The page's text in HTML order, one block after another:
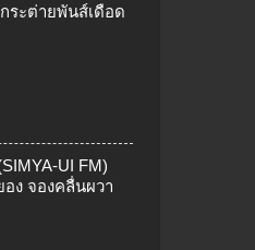
ระต่ายพันส์เดือด
UI FM)
อง จองคลื่นผวา